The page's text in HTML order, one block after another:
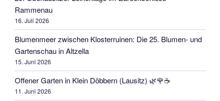
Rammenau
16. Juli 2026
Blumenmeer zwischen Klosterruinen: Die 25. Blumen- und
Gartenschau in Altzella
15. Juni 2026
Offener Garten in Klein Döbbern (Lausitz) 🌿🌹☕
11. Juni 2026